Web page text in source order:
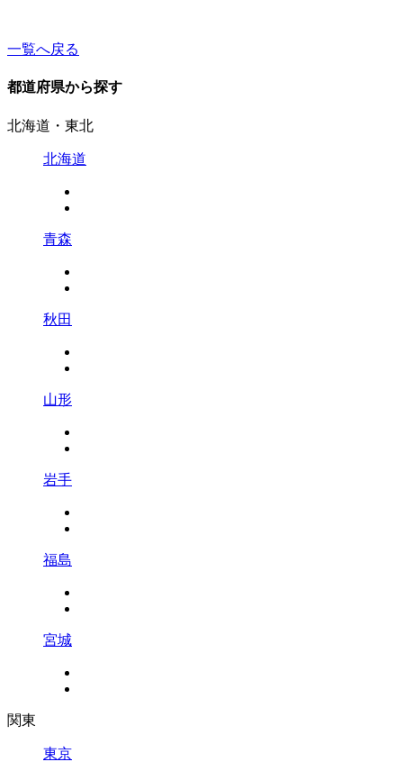
一覧へ戻る
都道府県から探す
北海道・東北
北海道
青森
秋田
山形
岩手
福島
宮城
関東
東京